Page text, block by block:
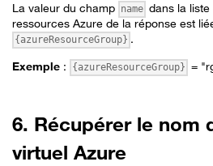
La valeur du champ name dans la
ressources Azure de la réponse est
{azureResourceGroup} .
Exemple : {azureResourceGroup} =
6. Récupérer le nom
virtuel Azure